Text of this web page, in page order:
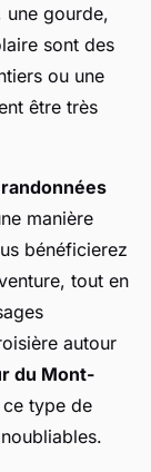
une gourde,
sont des
ou une
être très
randonnées
manière
bénéficierez
tout en
autour
du Mont-
type de